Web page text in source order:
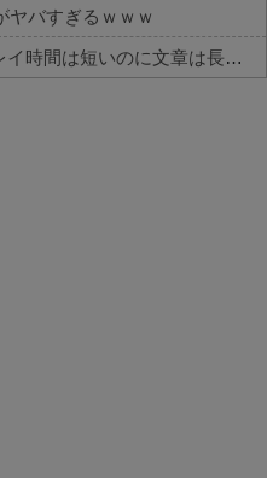
ヤバすぎるｗｗｗ
Steamの低評価レビュー、「プレイ時間は短いのに文章は長い」という謎の傾向が分析で浮き彫りに